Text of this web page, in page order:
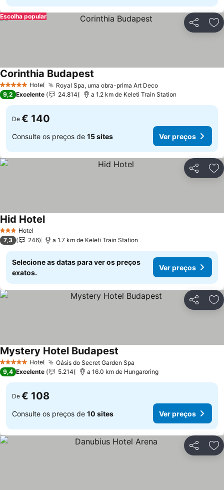
Partilhar
Escolha popular
5 Estrelas Hotel Royal Spa, uma obra-prima Art DecoVer preços
Corinthia Budapest
9,2 Excelente 24.814 a 1.2 km de Keleti Train Station
De € 140
Consulte os preços de 15 sites Ver preços
Partilhar
3 EstrelasHotel
Hid HotelVer preços
7,3 246 a 1.7 km de Keleti Train Station
Selecione as datas para ver os preços
exatos.
Ver preços
Partilhar
5 Estrelas Hotel Oásis do Secret Garden Spa
Mystery Hotel Budapest
9,4 Excelente 5.214 a 16.0 km de Hungaroring
De € 108
Consulte os preços de 10 sites Ver preços
Partilhar